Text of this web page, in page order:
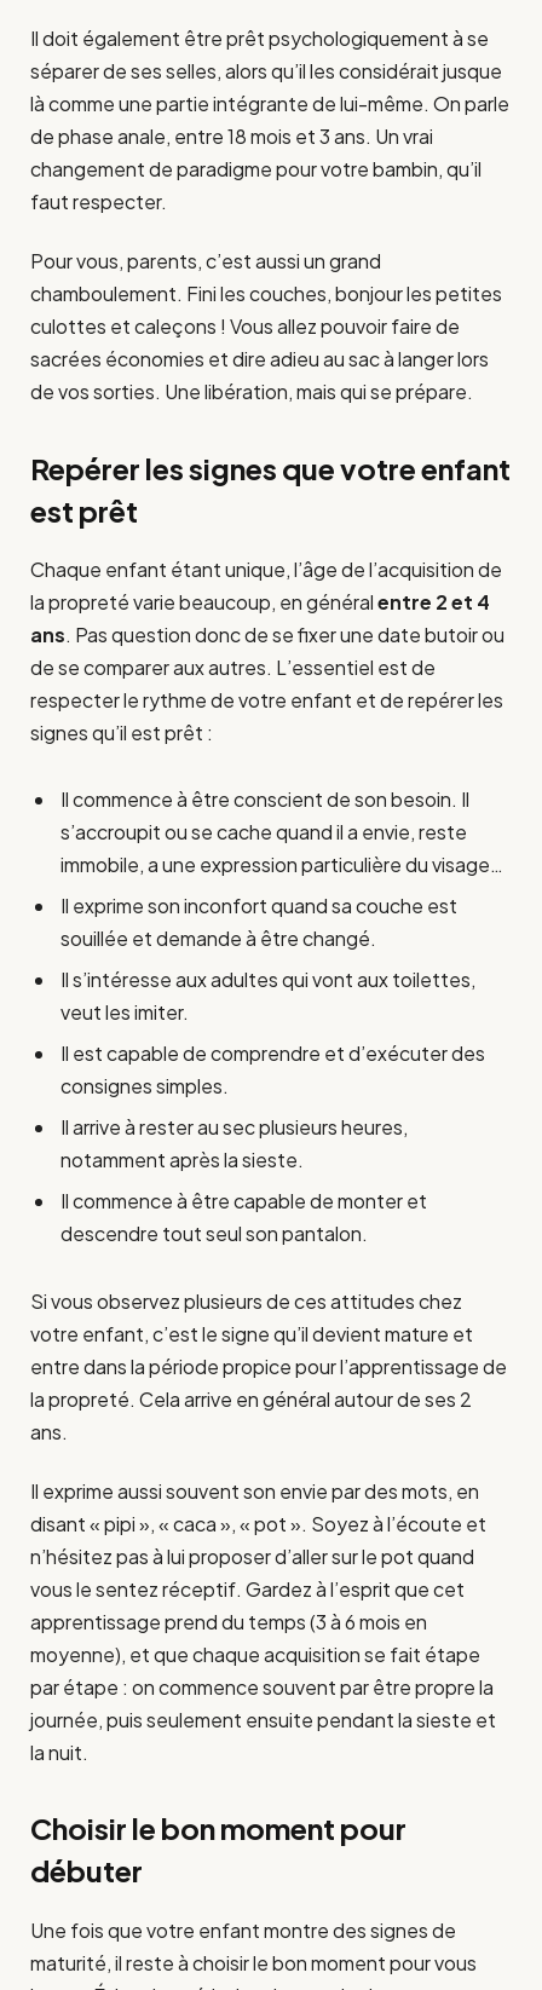
Il doit également être prêt psychologiquement à se
séparer de ses selles, alors qu’il les considérait jusque
là comme une partie intégrante de lui-même. On parle
de phase anale, entre 18 mois et 3 ans. Un vrai
changement de paradigme pour votre bambin, qu’il
faut respecter.
Pour vous, parents, c’est aussi un grand
chamboulement. Fini les couches, bonjour les petites
culottes et caleçons ! Vous allez pouvoir faire de
sacrées économies et dire adieu au sac à langer lors
de vos sorties. Une libération, mais qui se prépare.
Repérer les signes que votre enfant
est prêt
Chaque enfant étant unique, l’âge de l’acquisition de
la propreté varie beaucoup, en généralentre 2 et 4
ans. Pas question donc de se fixer une date butoir ou
de se comparer aux autres. L’essentiel est de
respecter le rythme de votre enfant et de repérer les
signes qu’il est prêt :
Il commence à être conscient de son besoin. Il
s’accroupit ou se cache quand il a envie, reste
immobile, a une expression particulière du visage…
Il exprime son inconfort quand sa couche est
souillée et demande à être changé.
Il s’intéresse aux adultes qui vont aux toilettes,
veut les imiter.
Il est capable de comprendre et d’exécuter des
consignes simples.
Il arrive à rester au sec plusieurs heures,
notamment après la sieste.
Il commence à être capable de monter et
descendre tout seul son pantalon.
Si vous observez plusieurs de ces attitudes chez
votre enfant, c’est le signe qu’il devient mature et
entre dans la période propice pour l’apprentissage de
la propreté. Cela arrive en général autour de ses 2
ans.
Il exprime aussi souvent son envie par des mots, en
disant « pipi », « caca », « pot ». Soyez à l’écoute et
n’hésitez pas à lui proposer d’aller sur le pot quand
vous le sentez réceptif. Gardez à l’esprit que cet
apprentissage prend du temps (3 à 6 mois en
moyenne), et que chaque acquisition se fait étape
par étape : on commence souvent par être propre la
journée, puis seulement ensuite pendant la sieste et
la nuit.
Choisir le bon moment pour
débuter
Une fois que votre enfant montre des signes de
maturité, il reste à choisir le bon moment pour vous